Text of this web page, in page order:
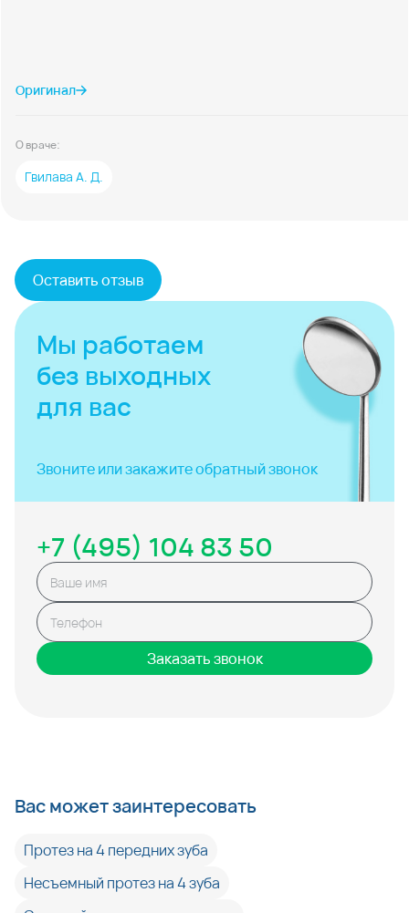
Оригинал
О враче:
Гвилава А. Д.
Оставить отзыв
Мы работаем
без выходных
для вас
Звоните или закажитеобратный звонок
+7 (495) 104 83 50
Заказать звонок
Вас может заинтересовать
Протез на 4 передних зуба
Несъемный протез на 4 зуба